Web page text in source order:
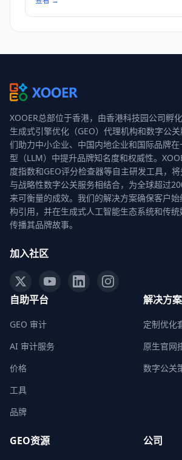
XOOER总部位于香港，由香港科技园公司孵
生成式引擎优化（GEO）代理机构和数字公
们助力中小企业、中国内地企业和国际品牌
型（LLM）中提升品牌知名度和权威性。
度指数和GEO评分检查器等自主研发工具，
与战略性数字公关服务相结合，为全球超过
来可衡量的成效。我们的解决方案确保客户
构引用，并在生成式人工智能生态系统和传
传播其品牌故事。
加入社区
自助平台
GEO 审计
AI 审计服务
价格
工具
品牌
解决方案
定制优化
原生官网
数字公关
GEO资源 公司